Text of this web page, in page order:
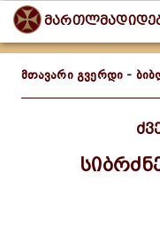
მთავარი გვერდი -